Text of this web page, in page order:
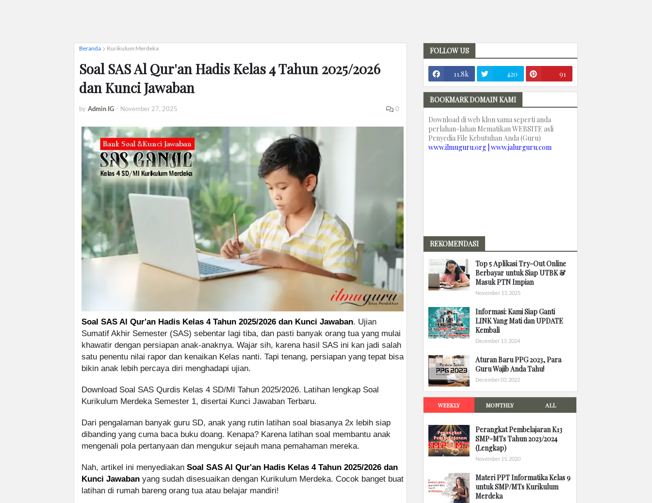
Beranda Kurikulum Merdeka
Soal SAS Al Qur'an Hadis Kelas 4 Tahun 2025/2026
dan Kunci Jawaban
by Admin IG - November 27, 2025 0
Soal SAS Al Qur'an Hadis Kelas 4 Tahun 2025/2026 dan Kunci Jawaban. Ujian
Sumatif Akhir Semester (SAS) sebentar lagi tiba, dan pasti banyak orang tua yang mulai
khawatir dengan persiapan anak-anaknya. Wajar sih, karena hasil SAS ini kan jadi salah
satu penentu nilai rapor dan kenaikan Kelas nanti. Tapi tenang, persiapan yang tepat bisa
bikin anak lebih percaya diri menghadapi ujian.
Download Soal SAS Qurdis Kelas 4 SD/MI Tahun 2025/2026. Latihan lengkap Soal
Kurikulum Merdeka Semester 1, disertai Kunci Jawaban Terbaru.
Dari pengalaman banyak guru SD, anak yang rutin latihan soal biasanya 2x lebih siap
dibanding yang cuma baca buku doang. Kenapa? Karena latihan soal membantu anak
mengenali pola pertanyaan dan mengukur sejauh mana pemahaman mereka.
Nah, artikel ini menyediakan Soal SAS Al Qur'an Hadis Kelas 4 Tahun 2025/2026 dan
Kunci Jawaban yang sudah disesuaikan dengan Kurikulum Merdeka. Cocok banget buat
latihan di rumah bareng orang tua atau belajar mandiri!
FOLLOW US
11.8k 420 91
BOOKMARK DOMAIN KAMI
Download di web klon sama seperti anda
perlahan-lahan Mematikan WEBSITE asli
Penyedia File Kebutuhan Anda (Guru)
www.ilmuguru.org | www.jalurguru.com
REKOMENDASI
Top 5 Aplikasi Try-Out Online
Berbayar untuk Siap UTBK &
Masuk PTN Impian
November 13, 2025
Informasi: Kami Siap Ganti
LINK Yang Mati dan UPDATE
Kembali
December 13, 2024
Aturan Baru PPG 2023, Para
Guru Wajib Anda Tahu!
December 03, 2022
WEEKLY MONTHLY ALL
Perangkat Pembelajaran K13
SMP-MTs Tahun 2023/2024
(Lengkap)
November 15, 2020
Materi PPT Informatika Kelas 9
untuk SMP/MTs Kurikulum
Merdeka